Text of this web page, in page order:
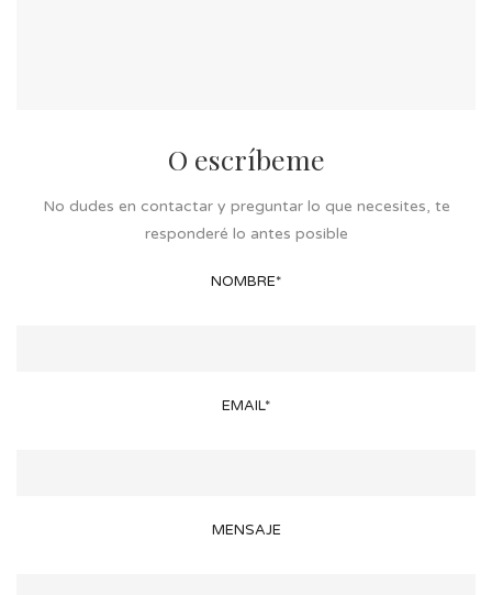
O escríbeme
No dudes en contactar y preguntar lo que necesites, te
responderé lo antes posible
NOMBRE*
EMAIL*
MENSAJE